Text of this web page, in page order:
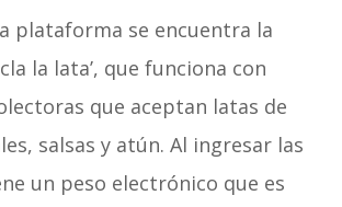
plataforma se encuentra la
la lata’, que funciona con
que aceptan latas de
salsas y atún. Al ingresar las
un peso electrónico que es